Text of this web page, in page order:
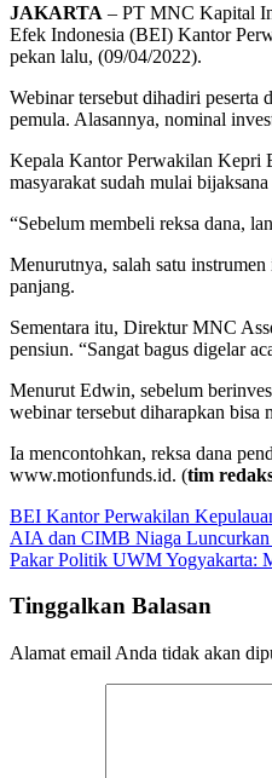
JAKARTA – PT MNC Kapital
Efek Indonesia (BEI) Kantor
pekan lalu, (09/04/2022).
Webinar tersebut dihadiri peserta
pemula. Alasannya, nominal
Kepala Kantor Perwakilan Kepri
masyarakat sudah mulai
“Sebelum membeli reksa dana,
Menurutnya, salah satu
panjang.
Sementara itu, Direktur MNC
pensiun. “Sangat bagus digelar
Menurut Edwin, sebelum
webinar tersebut diharapkan bisa
Ia mencontohkan, reksa dana
www.motionfunds.id. (tim
BEI Kantor Perwakilan
Navigasi
pos
AIA dan CIMB Niaga
Pakar Politik UWM Yogyakarta:
Tinggalkan Balasan
Alamat email Anda tidak akan